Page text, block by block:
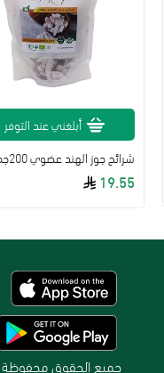
19.55
أبلغني عند التوفر
جميع الحقوق محفوظة